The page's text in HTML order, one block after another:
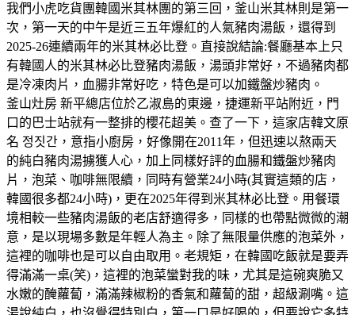
我們小虎吃貨團韓國米其林團的第三回，釜山米其林則是第一
次，第一天的中午是近三五年爆紅的人氣豬肉湯飯，還得到
2025-26連續兩年的米其林必比登。直接說結論:餐廳基本上只
有韓國人的米其林必比登豬肉湯飯，湯頭非常好，不過豬肉都
是冷凍肉片，血腸非常好吃，特色是可以加鐵盤炒豬肉。
釜山灶房 新平總店位於乙淑島的東邊，捷運新平站附近，門
口的巴士站就有一整排的櫻花超美。查了一下，這家店韓文原
名 정짓간，意指小廚房，好像開在2011年，但迅速以熬兩天
的純白豬肉湯擄獲人心，加上同樣好評的血腸和鐵盤炒豬肉
片，泡菜、咖啡無限續，同時有營業24小時(其實這類的店，
韓國很多都24小時)，更在2025年得到米其林必比登。用餐環
境相較一些豬肉湯飯的老店舒適得多，同樣的也帶點微微的潮
意，是以現場多數是年輕人為主。除了無限量供應的泡菜外，
這裡的咖啡也是可以自由取用。老規矩，在韓國吃飯就是要弄
得滿滿一桌(笑)，這裡的泡菜蠻對我的味，尤其是這碗爽脆又
水嫩的醃蘿蔔，滿滿辣椒粉的香氣和蘿蔔的甜，超級涮嘴。這